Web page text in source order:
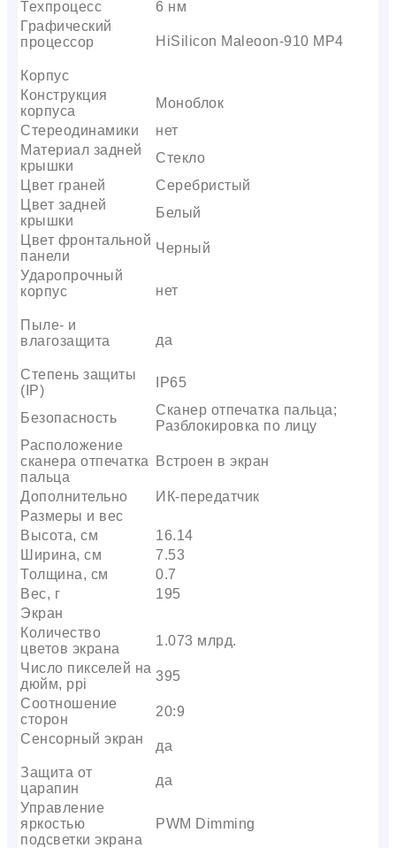
Техпроцесс
6 нм
Графический
процессор
HiSilicon Maleoon-910 MP4
Корпус
Конструкция
корпуса
Моноблок
Стереодинамики
нет
Материал задней
крышки
Стекло
Цвет граней
Серебристый
Цвет задней
крышки
Белый
Цвет фронтальной
панели
Черный
Ударопрочный
корпус
нет
Пыле- и
влагозащита
да
Степень защиты
(IP)
IP65
Безопасность
Сканер отпечатка пальца;
Разблокировка по лицу
Расположение
сканера отпечатка
пальца
Встроен в экран
Дополнительно
ИК-передатчик
Размеры и вес
Высота, см
16.14
Ширина, см
7.53
Толщина, см
0.7
Вес, г
195
Экран
Количество
цветов экрана
1.073 млрд.
Число пикселей на
дюйм, ppi
395
Соотношение
сторон
20:9
Сенсорный экран
да
Защита от
царапин
да
Управление
яркостью
подсветки экрана
PWM Dimming